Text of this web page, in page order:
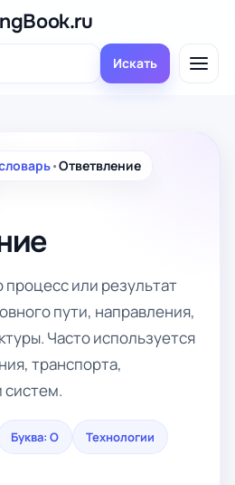
Искать
•Ответвление
или результат
пути, направления,
Часто используется
транспорта,
систем.
Буква: О Технологии